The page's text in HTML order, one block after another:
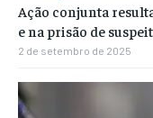
Ação conjunta
e na prisão de
2 de setembro de 2025